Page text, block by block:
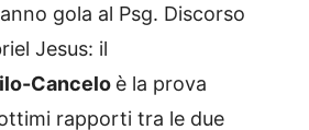
gola al Psg. Discorso
Jesus: il
Cancelo è la prova
rapporti tra le due